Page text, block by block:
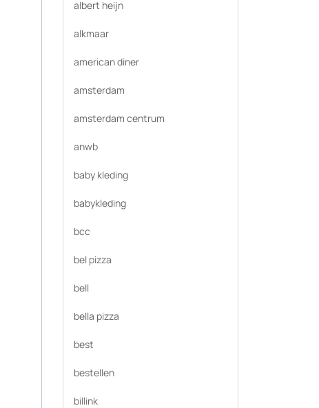
albert heijn
alkmaar
american diner
amsterdam
amsterdam centrum
anwb
baby kleding
babykleding
bcc
bel pizza
bell
bella pizza
best
bestellen
billink